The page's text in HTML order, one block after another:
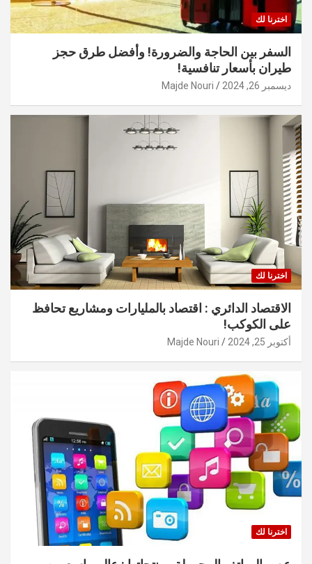
اخترنا لك
السفر بين الحاجة والضرورة! وأفضل طرق حجز
طيران بأسعار تنافسية!
ديسمبر 26, 2024 Majde Nouri
اخترنا لك
الاقتصاد الدائري : اقتصاد بالمليارات ومشاريع تحافظ
على الكوكب!
أكتوبر 25, 2024 Majde Nouri
اخترنا لك